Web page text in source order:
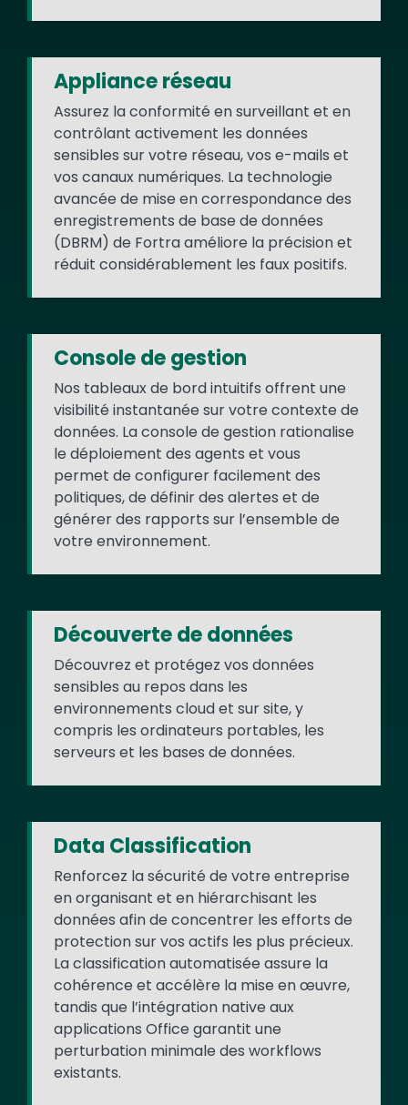
Appliance réseau
Assurez la conformité en surveillant et en
contrôlant activement les données
sensibles sur votre réseau, vos e-mails et
vos canaux numériques. La technologie
avancée de mise en correspondance des
enregistrements de base de données
(DBRM) de Fortra améliore la précision et
réduit considérablement les faux positifs.
Console de gestion
Nos tableaux de bord intuitifs offrent une
visibilité instantanée sur votre contexte de
données. La console de gestion rationalise
le déploiement des agents et vous
permet de configurer facilement des
politiques, de définir des alertes et de
générer des rapports sur l’ensemble de
votre environnement.
Découverte de données
Découvrez et protégez vos données
sensibles au repos dans les
environnements cloud et sur site, y
compris les ordinateurs portables, les
serveurs et les bases de données.
Data Classification
Renforcez la sécurité de votre entreprise
en organisant et en hiérarchisant les
données afin de concentrer les efforts de
protection sur vos actifs les plus précieux.
La classification automatisée assure la
cohérence et accélère la mise en œuvre,
tandis que l’intégration native aux
applications Office garantit une
perturbation minimale des workflows
existants.